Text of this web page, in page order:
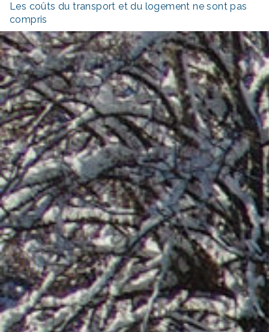
Les coûts du transport et du logement ne sont pas
compris